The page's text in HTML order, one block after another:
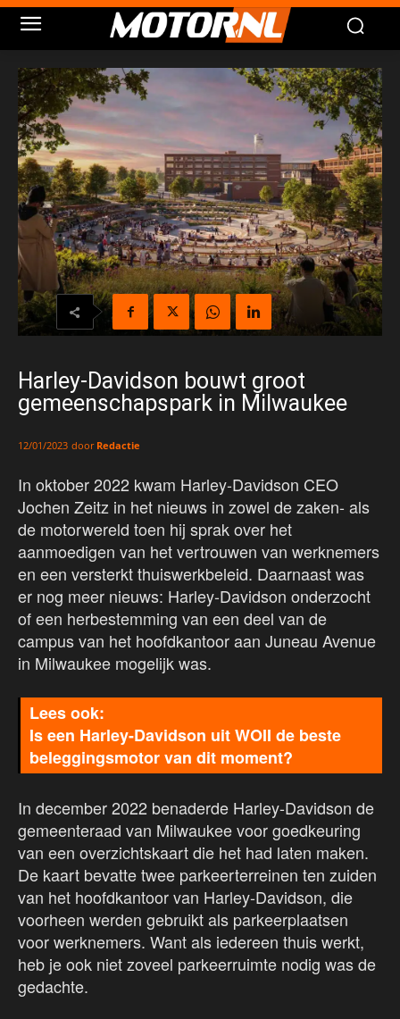
Harley-Davidson bouwt groot
gemeenschapspark in Milwaukee
12/01/2023 door Redactie
In oktober 2022 kwam Harley-Davidson CEO
Jochen Zeitz in het nieuws in zowel de zaken- als
de motorwereld toen hij sprak over het
aanmoedigen van het vertrouwen van werknemers
en een versterkt thuiswerkbeleid. Daarnaast was
er nog meer nieuws: Harley-Davidson onderzocht
of een herbestemming van een deel van de
campus van het hoofdkantoor aan Juneau Avenue
in Milwaukee mogelijk was.
Is een Harley-Davidson uit WOII de beste
beleggingsmotor van dit moment?
In december 2022 benaderde Harley-Davidson de
gemeenteraad van Milwaukee voor goedkeuring
van een overzichtskaart die het had laten maken.
De kaart bevatte twee parkeerterreinen ten zuiden
van het hoofdkantoor van Harley-Davidson, die
voorheen werden gebruikt als parkeerplaatsen
voor werknemers. Want als iedereen thuis werkt,
heb je ook niet zoveel parkeerruimte nodig was de
gedachte.